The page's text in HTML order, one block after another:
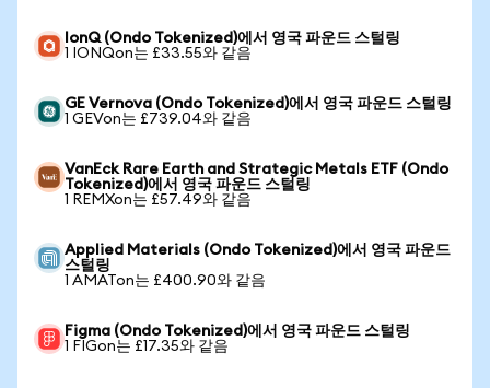
IonQ (Ondo Tokenized)에서 영국 파운드 스털링
1 IONQon는 £33.55와 같음
GE Vernova (Ondo Tokenized)에서 영국 파운드 스털링
1 GEVon는 £739.04와 같음
VanEck Rare Earth and Strategic Metals ETF (Ondo
Tokenized)에서 영국 파운드 스털링
1 REMXon는 £57.49와 같음
Applied Materials (Ondo Tokenized)에서 영국 파운드
스털링
1 AMATon는 £400.90와 같음
Figma (Ondo Tokenized)에서 영국 파운드 스털링
1 FIGon는 £17.35와 같음